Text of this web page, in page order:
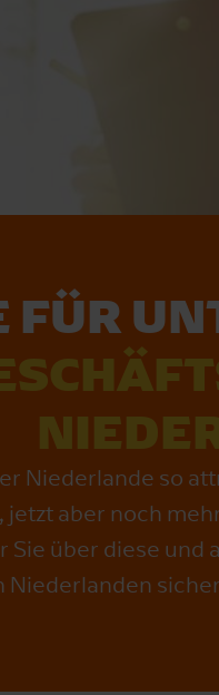
FÜR
Niederlande so
aber noch
über diese
Niederlanden